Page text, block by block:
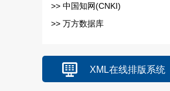
>> 中国知网(CNKI)
>> 万方数据库
XML在线排版系统